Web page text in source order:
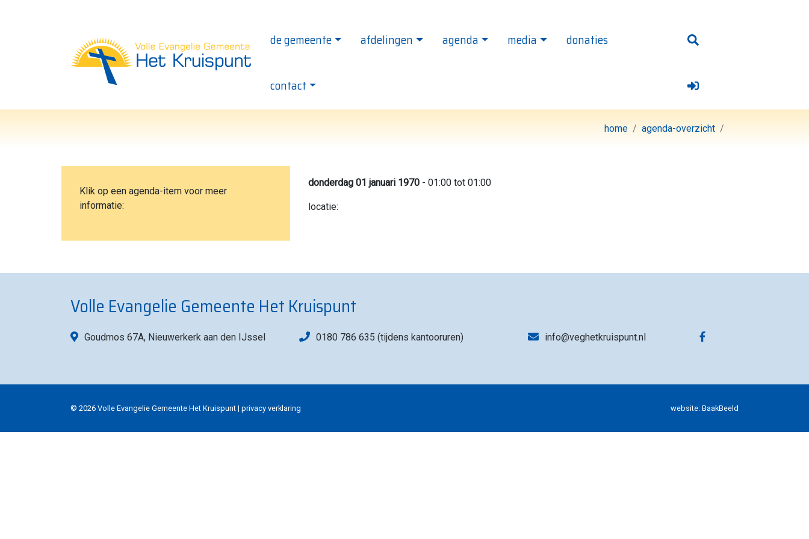
de gemeente afdelingen agenda media donaties
contact
home agenda-overzicht
Klik op een agenda-item voor meer
informatie:
donderdag 01 januari 1970 - 01:00 tot 01:00
locatie:
Volle Evangelie Gemeente Het Kruispunt
Goudmos 67A, Nieuwerkerk aan den IJssel 0180 786 635 (tijdens kantooruren) info@veghetkruispunt.nl
© 2026 Volle Evangelie Gemeente Het Kruispunt | privacy verklaring website: BaakBeeld